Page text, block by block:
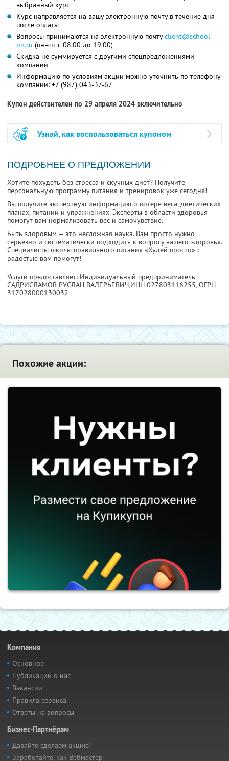
выбранный курс
Курс направляется на вашу электронную почту в течение дня
после оплаты
Вопросы принимаются на электронную почтуclient@school-
on.ru (пн–пт с 08.00 до 19.00)
Скидка не суммируется с другими спецпредложениями
компании
Информацию по условиям акции можно уточнить по телефону
компании: +7 (987) 043-37-67
Купон действителен по 29 апреля 2024 включительно
Узнай, как воспользоваться купоном
ПОДРОБНЕЕ О ПРЕДЛОЖЕНИИ
Хотите похудеть без стресса и скучных диет? Получите
персональную программу питания и тренировок уже сегодня!
Вы получите экспертную информацию о потере веса, диетических
планах, питании и упражнениях. Эксперты в области здоровья
помогут вам нормализовать вес и самочувствие.
Быть здоровым — это несложная наука. Вам просто нужно
серьезно и систематически подходить к вопросу вашего здоровья.
Специалисты школы правильного питания «Худей просто» с
радостью вам помогут!
Услуги предоставляет: Индивидуальный предприниматель
САДРИСЛАМОВ РУСЛАН ВАЛЕРЬЕВИЧ,ИНН 027803116255, ОГРН
317028000130032
Похожие акции:
Компания
Основное
Публикации о нас
Вакансии
Правила сервиса
Ответы на вопросы
Бизнес-Партнёрам
Давайте сделаем акцию!
Заработайте, как Вебмастер